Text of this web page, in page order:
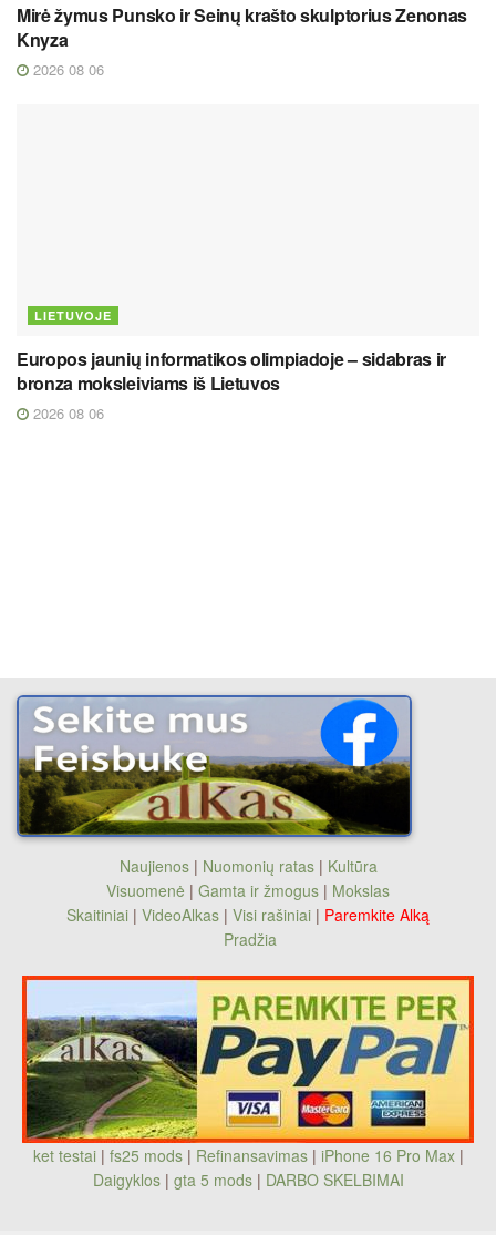
Mirė žymus Punsko ir Seinų krašto skulptorius Zenonas
Knyza
2026 08 06
LIETUVOJE
Europos jaunių informatikos olimpiadoje – sidabras ir
bronza moksleiviams iš Lietuvos
2026 08 06
Naujienos| Nuomonių ratas| Kultūra
Visuomenė | Gamta ir žmogus | Mokslas
Skaitiniai | VideoAlkas | Visi rašiniai | Paremkite Alką
Pradžia
ket testai | fs25 mods| Refinansavimas| iPhone 16 Pro Max|
Daigyklos| gta 5 mods | DARBO SKELBIMAI